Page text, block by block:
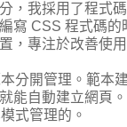
，我採用了程式
寫 CSS 程式碼的
，專注於改善使用
分開管理。範本
能自動建立網頁
式管理的。